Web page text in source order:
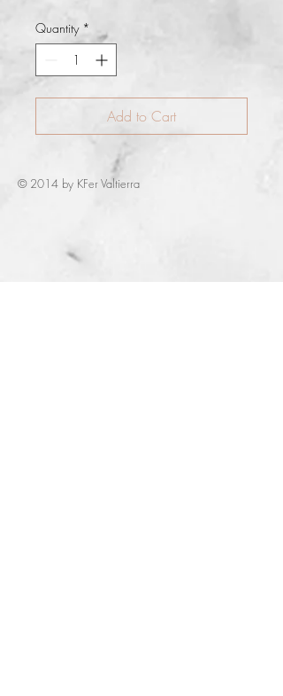
Quantity *
Add to Cart
© 2014 by KFer Valtierra